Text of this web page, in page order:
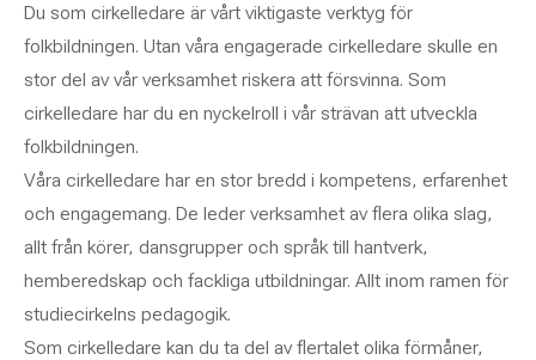
Du som cirkelledare är vårt viktigaste verktyg för
folkbildningen. Utan våra engagerade cirkelledare skulle en
stor del av vår verksamhet riskera att försvinna. Som
cirkelledare har du en nyckelroll i vår strävan att utveckla
folkbildningen.
Våra cirkelledare har en stor bredd i kompetens, erfarenhet
och engagemang. De leder verksamhet av flera olika slag,
allt från körer, dansgrupper och språk till hantverk,
hemberedskap och fackliga utbildningar. Allt inom ramen för
studiecirkelns pedagogik.
Som cirkelledare kan du ta del av flertalet olika förmåner,